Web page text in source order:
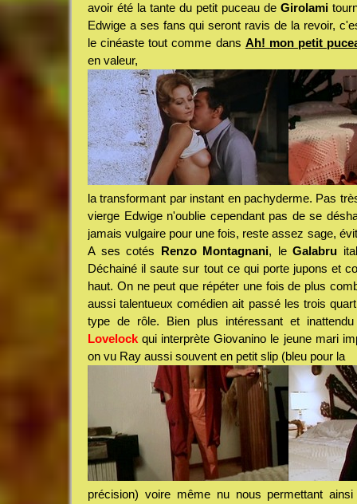
avoir été la tante du petit puceau de Girolami
Edwige a ses fans qui seront ravis de la revoir,
le cinéaste tout comme dans Ah! mon petit
en valeur,
la transformant par instant en pachyderme. Pas
vierge Edwige n'oublie cependant pas de se
jamais vulgaire pour une fois, reste assez sage,
A ses cotés Renzo Montagnani, le Galabru
Déchainé il saute sur tout ce qui porte jupons et
haut. On ne peut que répéter une fois de plus
aussi talentueux comédien ait passé les trois
type de rôle. Bien plus intéressant et
Lovelock qui interprète Giovanino le jeune mari
on vu Ray aussi souvent en petit slip (bleu pour la
précision) voire même nu nous permettant